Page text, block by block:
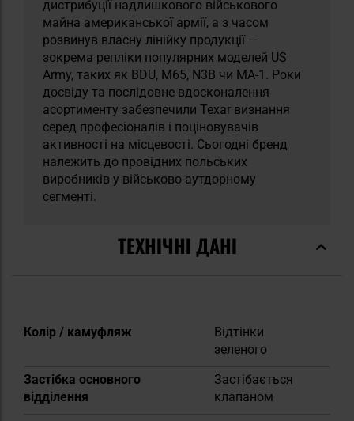
дистрибуції надлишкового військового
майна американської армії, а з часом
розвинув власну лінійку продукції —
зокрема репліки популярних моделей US
Army, таких як BDU, M65, N3B чи MA-1. Роки
досвіду та послідовне вдосконалення
асортименту забезпечили Texar визнання
серед професіоналів і поціновувачів
активності на місцевості. Сьогодні бренд
належить до провідних польських
виробників у військово-аутдорному
сегменті.
ТЕХНІЧНІ ДАНІ
Докладніше
Колір / камуфляж
Відтінки
зеленого
Застібка основного
відділення
Застібається
клапаном